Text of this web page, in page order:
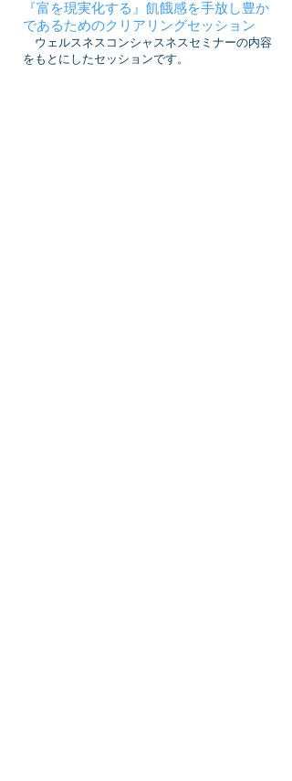
『富を現実化する』飢餓感を手放し豊か
であるためのクリアリングセッション
ウェルスネスコンシャスネスセミナーの内容
をもとにしたセッションです。